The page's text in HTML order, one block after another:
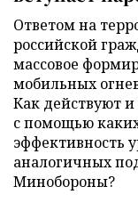
Ответом на
российской
массовое
мобильных
Как действуют
с помощью
эффективность
аналогичных
Минобороны?